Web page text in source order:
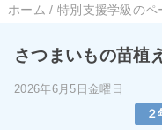
ホーム / 特別支援学級のペ
さつまいもの苗植え
2026年6月5日金曜日